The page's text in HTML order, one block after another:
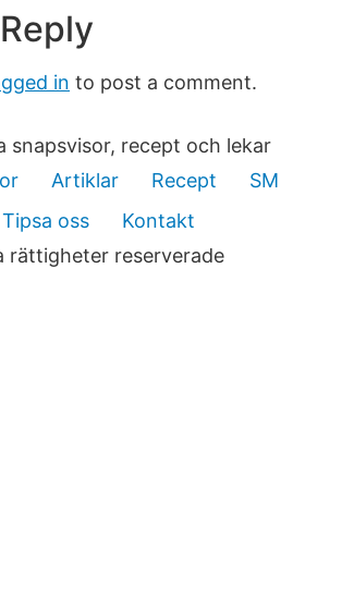
in to post a comment.
snapsvisor, recept och lekar
Artiklar Recept
SM
Tipsa oss
Kontakt
rättigheter reserverade